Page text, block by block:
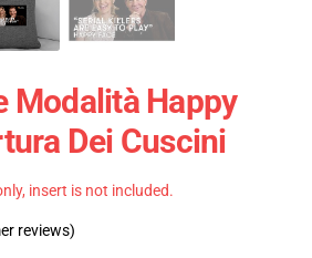
Modalità Happy
Dei Cuscini
insert is not included.
reviews)